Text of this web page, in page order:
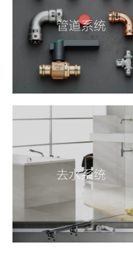
管道系统
去水系统